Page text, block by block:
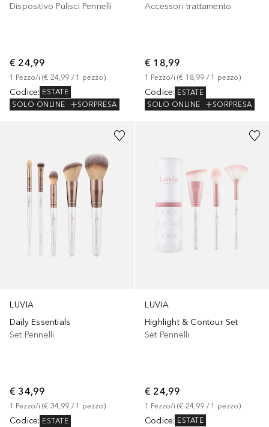
Dispositivo Pulisci Pennelli
€ 24,99
1 Pezzo/i (€ 24,99 / 1 pezzo)
Codice: ESTATE
SOLO ONLINE
SORPRESA
Accessori trattamento
€ 18,99
1 Pezzo/i (€ 18,99 / 1 pezzo)
Codice: ESTATE
SOLO ONLINE
SORPRESA
LUVIA
Daily Essentials
Set Pennelli
€ 34,99
1 Pezzo/i (€ 34,99 / 1 pezzo)
Codice: ESTATE
LUVIA
Highlight & Contour Set
Set Pennelli
€ 24,99
1 Pezzo/i (€ 24,99 / 1 pezzo)
Codice: ESTATE